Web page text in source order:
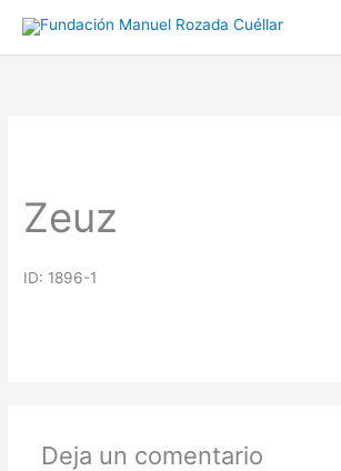
Zeuz
ID: 1896-1
Deja un comentario